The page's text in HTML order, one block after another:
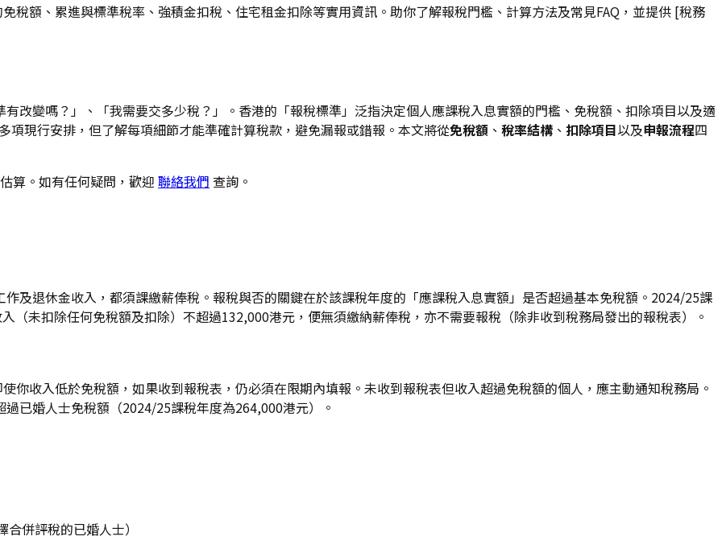
稅額、累進與標準稅率、強積金扣稅、住宅租金扣除等實用資訊。助你了解報稅門檻、計算方法及常見FAQ，並提供 [稅務
改變嗎？」、「我需要交多少稅？」。香港的「報稅標準」泛指決定個人應課稅入息實額的門檻、免稅額、扣除項目以及適
現行安排，但了解每項細節才能準確計算稅款，避免漏報或錯報。本文將從免稅額 、 稅率結構 、 扣除項目以及申報流程四
算。如有任何疑問，歡迎 聯絡我們 查詢。
及退休金收入，都須課繳薪俸稅。報稅與否的關鍵在於該課稅年度的「應課稅入息實額」是否超過基本免稅額。2024/25課
（未扣除任何免稅額及扣除）不超過132,000港元，便無須繳納薪俸稅，亦不需要報稅（除非收到稅務局發出的報稅表）。
你收入低於免稅額，如果收到報稅表，仍必須在限期內填報。未收到報稅表但收入超過免稅額的個人，應主動通知稅務局。
已婚人士免稅額（2024/25課稅年度為264,000港元）。
併評稅的已婚人士）